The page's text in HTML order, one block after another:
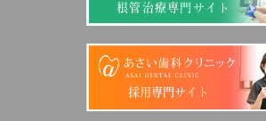
根管治療専門サイト
採用専門サイト